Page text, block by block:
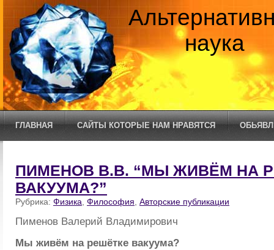
наука
ГЛАВНАЯ САЙТЫ КОТОРЫЕ НАМ НРАВЯТСЯ
ПИМЕНОВ В.В. “МЫ ЖИВЁМ НА
ВАКУУМА?”
Рубрика: Физика Философия Авторские публикации
Пименов Валерий Владимирович
Мы живём на решётке вакуума?